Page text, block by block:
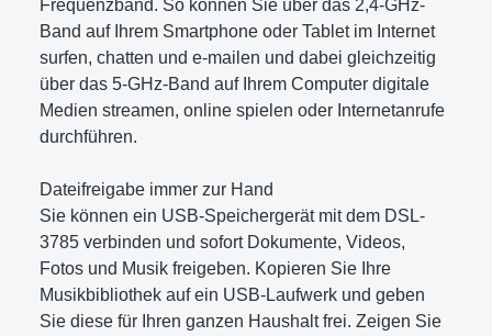
Frequenzband. So können Sie über das 2,4-GHz-
Band auf Ihrem Smartphone oder Tablet im Internet
surfen, chatten und e-mailen und dabei gleichzeitig
über das 5-GHz-Band auf Ihrem Computer digitale
Medien streamen, online spielen oder Internetanrufe
durchführen.
Dateifreigabe immer zur Hand
Sie können ein USB-Speichergerät mit dem DSL-
3785 verbinden und sofort Dokumente, Videos,
Fotos und Musik freigeben. Kopieren Sie Ihre
Musikbibliothek auf ein USB-Laufwerk und geben
Sie diese für Ihren ganzen Haushalt frei. Zeigen Sie